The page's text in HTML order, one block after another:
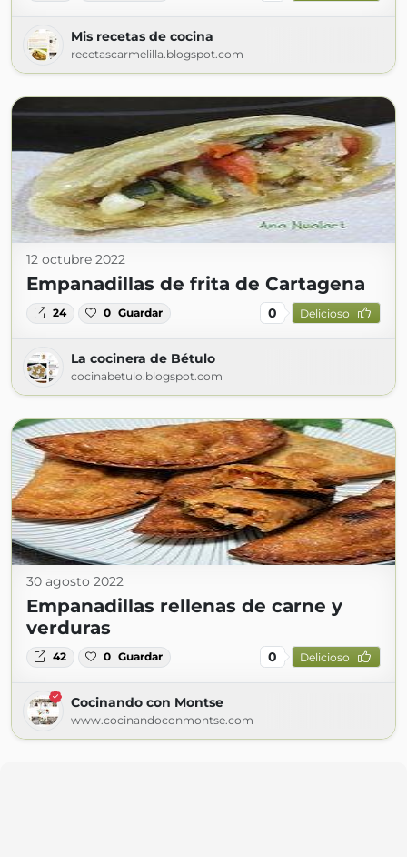
Mis recetas de cocina
recetascarmelilla.blogspot.com
12 octubre 2022
Empanadillas de frita de Cartagena
24 0 Guardar 0 Delicioso
La cocinera de Bétulo
cocinabetulo.blogspot.com
30 agosto 2022
Empanadillas rellenas de carne y
verduras
42 0 Guardar 0 Delicioso
Cocinando con Montse
www.cocinandoconmontse.com